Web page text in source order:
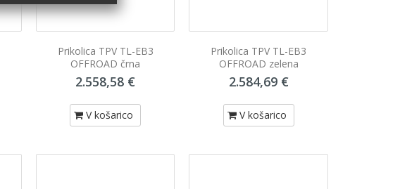
Prikolica TPV TL-EB3
OFFROAD črna
2.558,58 €
V košarico
Prikolica TPV TL-EB3
OFFROAD zelena
2.584,69 €
V košarico